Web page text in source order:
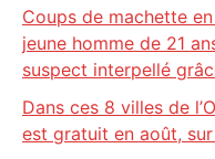
Coups de machette
jeune homme de 21
suspect interpellé
Dans ces 8 villes de
est gratuit en août,